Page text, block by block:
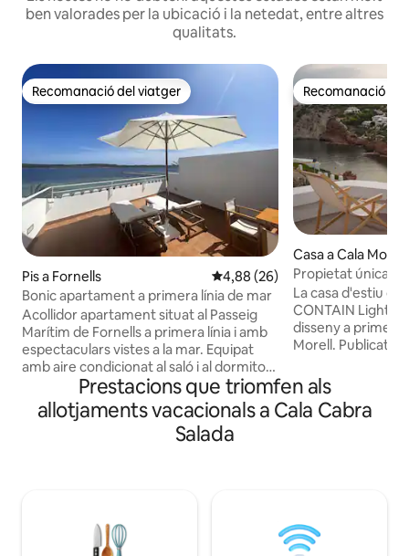
ben valorades per la ubicació i la netedat, entre altres
qualitats.
Recomanació del viatger
Recomanació del viatger
Pis a Fornells 4,88 de puntuació mitjana d'un
4,88 (26)
Bonic apartament a primera línia de mar
Acollidor apartament situat al Passeig
Marítim de Fornells a primera línia i amb
espectaculars vistes a la mar. Equipat
amb aire condicionat al saló i al dormitori,
així com accés a internet WiFi.
L&#39;apartament consta una habitació
principal amb llit doble, un banys
complet, saló - menjador amb Tv, cuina
metres de centre de poble. No hi ha en
Recomanació
Recomanació
Casa a Cala Morell
Propietat única a
Menorca
La casa d'estiu
CONTAIN
disseny a primera
Morell. Publicat a
s'ha renovat amb
qualitat i una
als detalls. A pocs
Prestacions que triomfen als
allotjaments vacacionals a Cala Cabra
Salada